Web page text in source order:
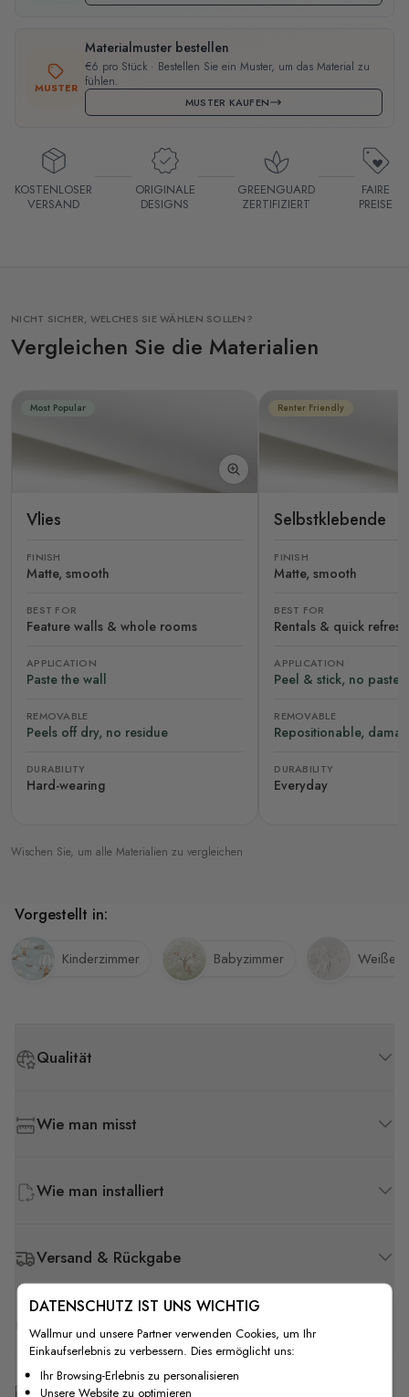
MUSTER
Materialmuster bestellen
€6 pro Stück · Bestellen Sie ein Muster, um das Material zu
fühlen.
MUSTER KAUFEN
KOSTENLOSER
VERSAND
ORIGINALE
DESIGNS
GREENGUARD
ZERTIFIZIERT
FAIRE
PREISE
NICHT SICHER, WELCHES SIE WÄHLEN SOLLEN?
Vergleichen Sie die Materialien
Most Popular
Vlies
FINISH
Matte, smooth
BEST FOR
Feature walls & whole rooms
APPLICATION
Paste the wall
REMOVABLE
Peels off dry, no residue
DURABILITY
Hard-wearing
Renter Friendly
Selbstklebende
FINISH
Matte, smooth
BEST FOR
Rentals & quick
APPLICATION
Peel & stick, no paste
REMOVABLE
Repositionable,
DURABILITY
Everyday
Wischen Sie, um alle Materialien zu vergleichen
Qualität
Wie man misst
Wie man installiert
Versand & Rückgabe
F.A.Q
Kostenlose Anpassung
Vorgestellt in:
Kinderzimmer Babyzimmer Weiße
DATENSCHUTZ IST UNS WICHTIG
Wallmur und unsere Partner verwenden Cookies, um Ihr
Einkaufserlebnis zu verbessern. Dies ermöglicht uns:
Ihr Browsing-Erlebnis zu personalisieren
Unsere Website zu optimieren